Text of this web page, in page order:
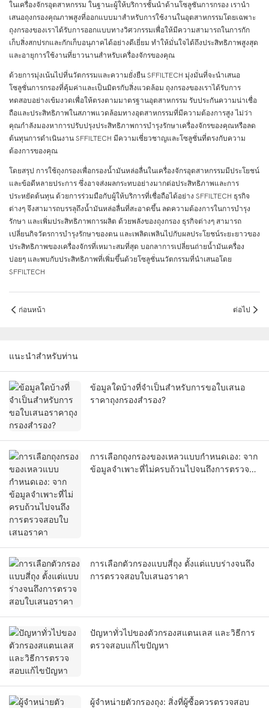
ในเครื่องจักรอุตสาหกรรม ในฐานะผู้ให้บริการชั้นนำด้านโซลูชันการกรอง เรานำ
เสนอถุงกรองคุณภาพสูงที่ออกแบบมาสำหรับการใช้งานในอุตสาหกรรมโดยเฉพาะ
ถุงกรองของเราได้รับการออกแบบทางวิศวกรรมเพื่อให้มีความสามารถในการกัก
เก็บสิ่งสกปรกและกักเก็บอนุภาคได้อย่างดีเยี่ยม ทำให้มั่นใจได้ถึงประสิทธิภาพสูงสุด
และอายุการใช้งานที่ยาวนานสำหรับเครื่องจักรของคุณ
ด้วยการมุ่งเน้นไปที่นวัตกรรมและความยั่งยืน SFFILTECH มุ่งมั่นที่จะนำเสนอ
โซลูชั่นการกรองที่คุ้มค่าและเป็นมิตรกับสิ่งแวดล้อม ถุงกรองของเราได้รับการ
ทดสอบอย่างเข้มงวดเพื่อให้ตรงตามมาตรฐานอุตสาหกรรม รับประกันความน่าเชื่อ
ถือและประสิทธิภาพในสภาพแวดล้อมทางอุตสาหกรรมที่มีความต้องการสูง ไม่ว่า
คุณกำลังมองหาการปรับปรุงประสิทธิภาพการบำรุงรักษาเครื่องจักรของคุณหรือลด
ต้นทุนการดำเนินงาน SFFILTECH มีความเชี่ยวชาญและโซลูชั่นที่ตรงกับความ
ต้องการของคุณ
โดยสรุป การใช้ถุงกรองเพื่อกรองน้ำมันหล่อลื่นในเครื่องจักรอุตสาหกรรมมีประโยชน์
และข้อดีหลายประการ ซึ่งอาจส่งผลกระทบอย่างมากต่อประสิทธิภาพและการ
ประหยัดต้นทุน ด้วยการร่วมมือกับผู้ให้บริการที่เชื่อถือได้อย่าง SFFILTECH ธุรกิจ
ต่างๆ จึงสามารถบรรลุถึงน้ำมันหล่อลื่นที่สะอาดขึ้น ลดความต้องการในการบำรุง
รักษา และเพิ่มประสิทธิภาพการผลิต ด้วยพลังของถุงกรอง ธุรกิจต่างๆ สามารถ
เปลี่ยนกิจวัตรการบำรุงรักษาของตน และเพลิดเพลินไปกับผลประโยชน์ระยะยาวของ
ประสิทธิภาพของเครื่องจักรที่เหมาะสมที่สุด บอกลาการเปลี่ยนถ่ายน้ำมันเครื่อง
บ่อยๆ และพบกับประสิทธิภาพที่เพิ่มขึ้นด้วยโซลูชั่นนวัตกรรมที่นำเสนอโดย
SFFILTECH
ก่อนหน้า ต่อไป
แนะนำสำหรับท่าน
ข้อมูลใดบ้างที่จำเป็นสำหรับการขอใบเสนอ
ราคาถุงกรองสำรอง?
การเลือกถุงกรองของเหลวแบบกำหนดเอง: จาก
ข้อมูลจำเพาะที่ไม่ครบถ้วนไปจนถึงการตรวจ
การเลือกตัวกรองแบบสี่ถุง ตั้งแต่แบบร่างจนถึง
การตรวจสอบใบเสนอราคา
ปัญหาทั่วไปของตัวกรองสแตนเลส และวิธีการ
ตรวจสอบแก้ไขปัญหา
ผู้จำหน่ายตัวกรองถุง: สิ่งที่ผู้ซื้อควรตรวจสอบ